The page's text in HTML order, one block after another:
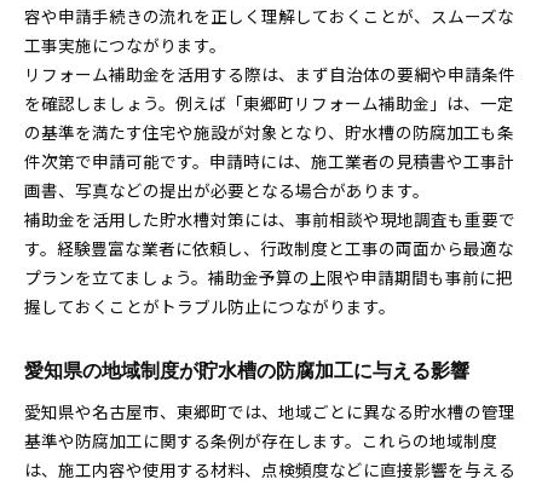
容や申請手続きの流れを正しく理解しておくことが、スムーズな
工事実施につながります。
リフォーム補助金を活用する際は、まず自治体の要綱や申請条件
を確認しましょう。例えば「東郷町リフォーム補助金」は、一定
の基準を満たす住宅や施設が対象となり、貯水槽の防腐加工も条
件次第で申請可能です。申請時には、施工業者の見積書や工事計
画書、写真などの提出が必要となる場合があります。
補助金を活用した貯水槽対策には、事前相談や現地調査も重要で
す。経験豊富な業者に依頼し、行政制度と工事の両面から最適な
プランを立てましょう。補助金予算の上限や申請期間も事前に把
握しておくことがトラブル防止につながります。
愛知県の地域制度が貯水槽の防腐加工に与える影響
愛知県や名古屋市、東郷町では、地域ごとに異なる貯水槽の管理
基準や防腐加工に関する条例が存在します。これらの地域制度
は、施工内容や使用する材料、点検頻度などに直接影響を与える